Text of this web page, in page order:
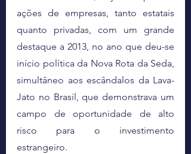
ações de empresas, tanto estatais
quanto privadas, com um grande
destaque a 2013, no ano que deu-se
início política da Nova Rota da Seda,
simultâneo aos escândalos da Lava-
Jato no Brasil, que demonstrava um
campo de oportunidade de alto
risco para o investimento
estrangeiro.